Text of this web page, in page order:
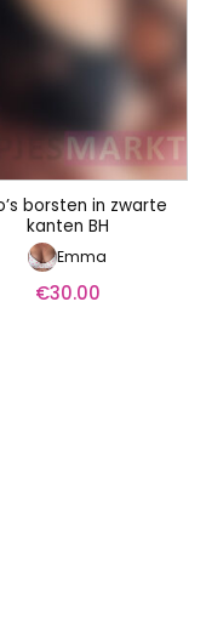
borsten in zwarte
kanten BH
Emma
€30.00